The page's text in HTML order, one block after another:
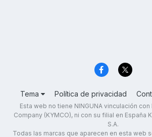
Tema Política de privacidad
Esta web no tiene NINGUNA vinculación
Company (KYMCO), ni con su filial en España
S.A.
Todas las marcas que aparecen en esta web